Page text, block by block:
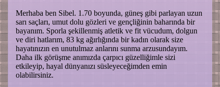
Merhaba ben Sibel. 1.70 boyunda, güneş gibi parlayan uzun
sarı saçları, umut dolu gözleri ve gençliğinin baharında bir
bayanım. Sporla şekillenmiş atletik ve fit vücudum, dolgun
ve diri hatlarım, 83 kg ağırlığında bir kadın olarak size
hayatınızın en unutulmaz anlarını sunma arzusundayım.
Daha ilk görüşme anımızda çarpıcı güzelliğimle sizi
etkileyip, hayal dünyanızı süsleyeceğimden emin
olabilirsiniz.